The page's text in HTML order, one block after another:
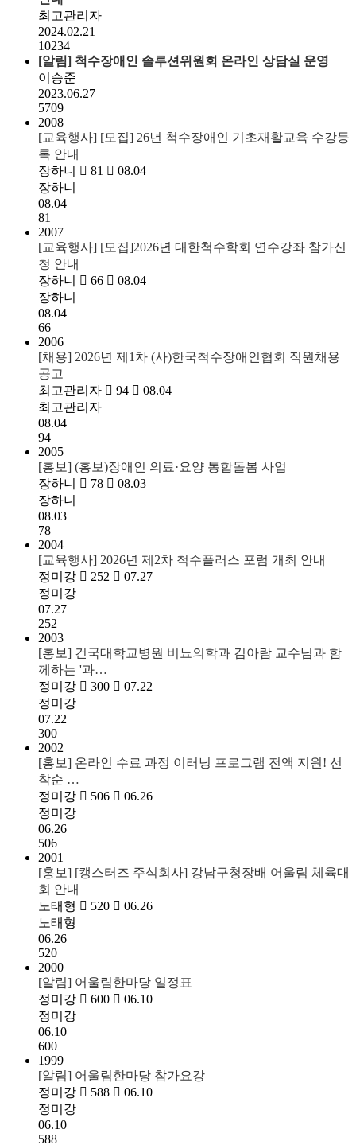
최고관리자
2024.02.21
10234
[알림] 척수장애인 솔루션위원회 온라인 상담실 운영
이승준
2023.06.27
5709
2008
[교육행사] [모집] 26년 척수장애인 기초재활교육 수강등
록 안내
장하니
81
08.04
장하니
08.04
81
2007
[교육행사] [모집]2026년 대한척수학회 연수강좌 참가신
청 안내
장하니
66
08.04
장하니
08.04
66
2006
[채용] 2026년 제1차 (사)한국척수장애인협회 직원채용
공고
최고관리자
94
08.04
최고관리자
08.04
94
2005
[홍보] (홍보)장애인 의료·요양 통합돌봄 사업
장하니
78
08.03
장하니
08.03
78
2004
[교육행사] 2026년 제2차 척수플러스 포럼 개최 안내
정미강
252
07.27
정미강
07.27
252
2003
[홍보] 건국대학교병원 비뇨의학과 김아람 교수님과 함
께하는 '과…
정미강
300
07.22
정미강
07.22
300
2002
[홍보] 온라인 수료 과정 이러닝 프로그램 전액 지원! 선
착순 …
정미강
506
06.26
정미강
06.26
506
2001
[홍보] [캥스터즈 주식회사] 강남구청장배 어울림 체육대
회 안내
노태형
520
06.26
노태형
06.26
520
2000
[알림] 어울림한마당 일정표
정미강
600
06.10
정미강
06.10
600
1999
[알림] 어울림한마당 참가요강
정미강
588
06.10
정미강
06.10
588